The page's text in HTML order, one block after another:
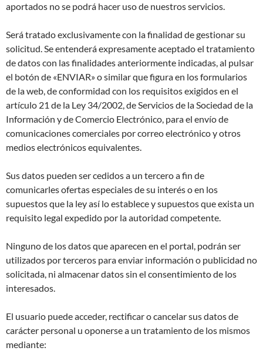
aportados no se podrá hacer uso de nuestros servicios.
Será tratado exclusivamente con la finalidad de gestionar su
solicitud. Se entenderá expresamente aceptado el tratamiento
de datos con las finalidades anteriormente indicadas, al pulsar
el botón de «ENVIAR» o similar que figura en los formularios
de la web, de conformidad con los requisitos exigidos en el
artículo 21 de la Ley 34/2002, de Servicios de la Sociedad de la
Información y de Comercio Electrónico, para el envío de
comunicaciones comerciales por correo electrónico y otros
medios electrónicos equivalentes.
Sus datos pueden ser cedidos a un tercero a fin de
comunicarles ofertas especiales de su interés o en los
supuestos que la ley así lo establece y supuestos que exista un
requisito legal expedido por la autoridad competente.
Ninguno de los datos que aparecen en el portal, podrán ser
utilizados por terceros para enviar información o publicidad no
solicitada, ni almacenar datos sin el consentimiento de los
interesados.
El usuario puede acceder, rectificar o cancelar sus datos de
carácter personal u oponerse a un tratamiento de los mismos
mediante: